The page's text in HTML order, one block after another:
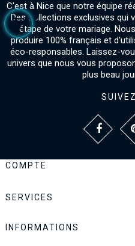
C'est à Nice que notre équipe
Des collections exclusives qui
étape de votre mariage.
produire 100% français et
éco-responsables. Laissez-
univers que nous vous
plus beau
COMPTE
SERVICES
INFORMATIONS